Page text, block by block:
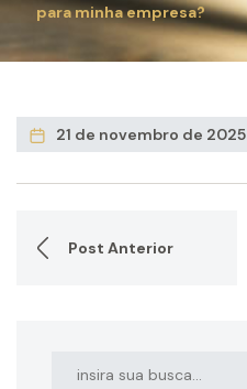
para minha empresa?
21 de novembro de 2025
Post Anterior